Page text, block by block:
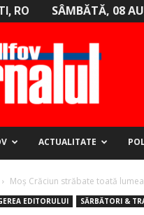
RO SÂMBĂTĂ, 08
ACTUALITATE
Moș Crăciun străbate toată
EDITORULUI SĂRBĂTORI &